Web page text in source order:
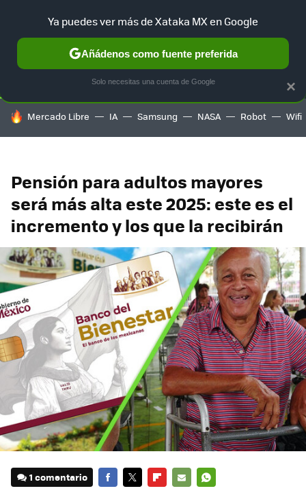
SELECCIÓN GAMING HOME AUTO TERRITORIO
HOY SE HABLA DE
Mercado Libre IA Samsung NASA Robot Wifi
Pensión para adultos mayores
será más alta este 2025: este es el
incremento y los que la recibirán
1 comentario
×
Ya puedes ver más de Xataka MX en Google
Añádenos como fuente preferida
Solo necesitas una cuenta de Google